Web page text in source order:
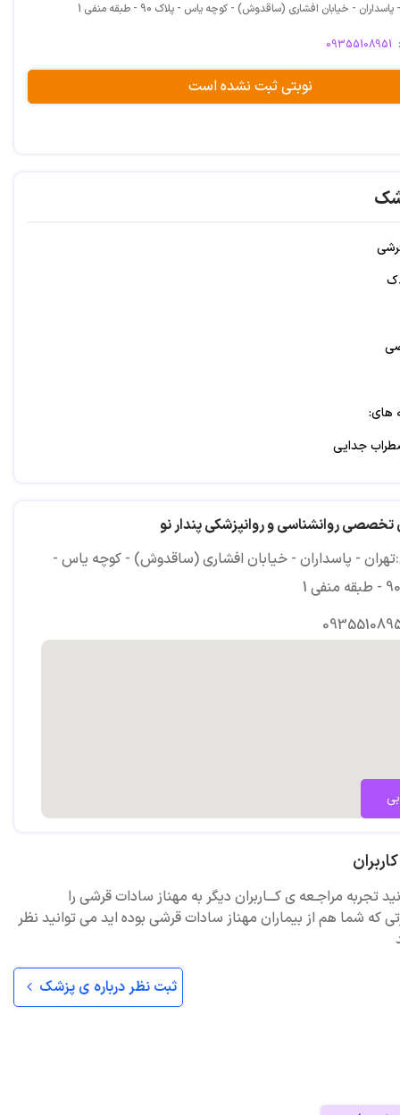
- خیابان افشاری (ساقدوش) - کوچه یاس - پلاک 90 - طبقه منفی 1
09355108951
نوبتی ثبت نشده است
های:
جدایی
پرخاشگری، بدغذایی و بدخوابی
روانشناسی عمومی
و نوجوان
نوجوان
شغلی (پیشرفته)
اجرا، نمره گذاری و تفسیر نسخه نوین استنفورد-بینه
نقص توجه-بیش فعالی
تخصصی روانشناسی و روانپزشکی پندار نو
- پاسداران - خیابان افشاری (ساقدوش) - کوچه یاس -
تجربه مراجـعه ی کـــاربران دیگر به مهناز سادات قرشی را
که شما هم از بیماران مهناز سادات قرشی بوده اید می توانید نظر
ثبت نظر درباره ی پزشک